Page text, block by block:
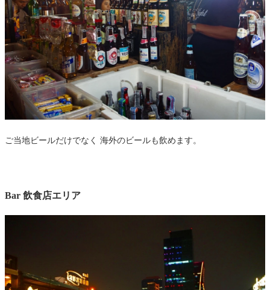
ご当地ビールだけでなく 海外のビールも飲めます。
Bar 飲食店エリア